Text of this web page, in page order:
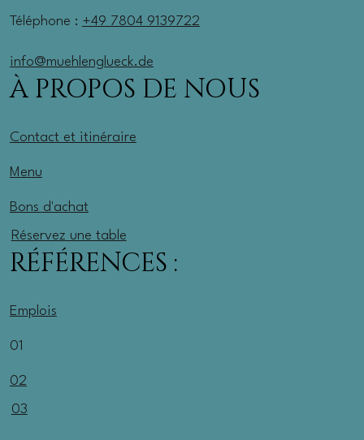
Téléphone : +49 7804 9139722
info@muehlenglueck.de
À PROPOS DE NOUS
Contact et itinéraire
Menu
Bons d'achat
Réservez une table
RÉFÉRENCES :
Emplois
01
02
03